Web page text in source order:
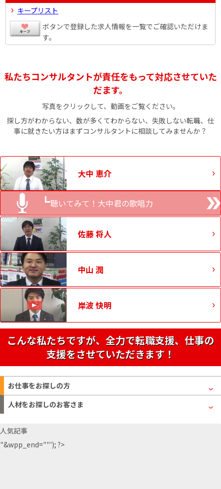
キープリスト
ボタンで登録した求人情報を一覧でご確認いただけま
す。
私たちコンサルタントが責任をもって対応させていた
だます。
写真をクリックして、動画をご覧ください。
探し方がわからない、数が多くてわからない、失敗しない転職、仕
事に就きたい方はまずコンサルタントに相談してみませんか？
大中 恵介
聴いてみて！大中君の歌唱力
佐藤 将人
中山 潤
岸波 快明
こんな私たちですが、全力で転職支援、仕事の
支援をさせていただきます！
お仕事をお探しの方
人材をお探しのお客さま
人気記事
"&wpp_end=""'); ?>